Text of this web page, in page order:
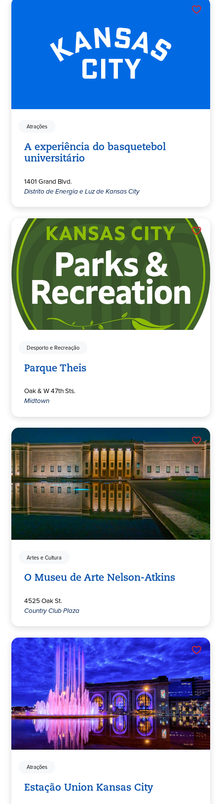
Atrações
A experiência do basquetebol
universitário
1401 Grand Blvd.
Distrito de Energia e Luz de Kansas City
Desporto e Recreação
Parque Theis
Oak & W 47th Sts.
Midtown
Artes e Cultura
O Museu de Arte Nelson-Atkins
4525 Oak St.
Country Club Plaza
Atrações
Estação Union Kansas City